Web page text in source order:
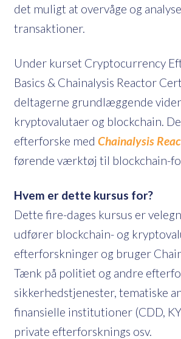
det muligt at overvåge og
transaktioner.
Under kurset Cryptocurrency
Basics & Chainalysis Reactor
deltagerne grundlæggende
kryptovalutaer og blockchain.
efterforske med Chainalysis
førende værktøj til blockchain-
Hvem er dette kursus for?
Dette fire-dages kursus er
udfører blockchain- og
efterforskninger og bruger
Tænk på politiet og andre
sikkerhedstjenester, tematiske
finansielle institutioner (CDD,
private efterforsknings osv.